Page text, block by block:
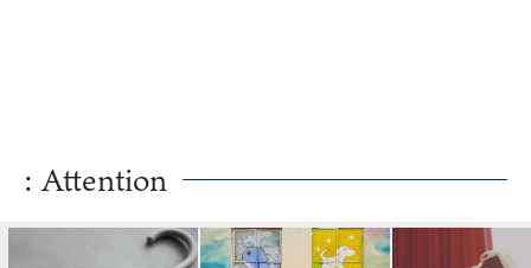
: Attention